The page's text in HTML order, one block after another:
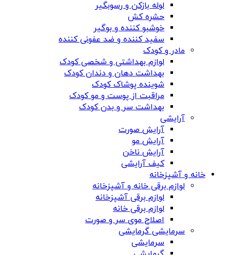
لوله بازکن و رسوبگیر
حشره کش
خوشبو کننده و بوگیر
سفید کننده و ضد عفونی کننده
مادر و کودک
لوازم بهداشتی و شخصی کودک
بهداشت دهان و دندان کودک
شوینده پوشاک کودک
مراقبت از پوست و مو کودک
بهداشت سر و بدن کودک
آرایشی
آرایش صورت
آرایش مو
آرایش ناخن
کیف آرایشی
خانه و آشپزخانه
لوازم برقی خانه و آشپزخانه
لوازم برقی آشپزخانه
لوازم برقی خانه
اصلاح موی سر و صورت
سرمایشی گرمایشی
سرمایشی